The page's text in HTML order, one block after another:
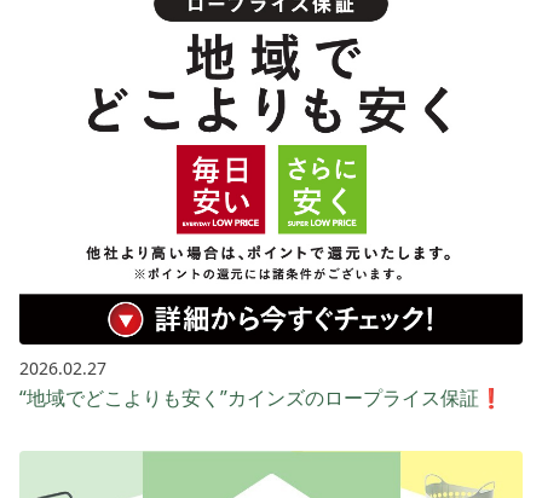
2026.02.27
“地域でどこよりも安く”カインズのロープライス保証❗️